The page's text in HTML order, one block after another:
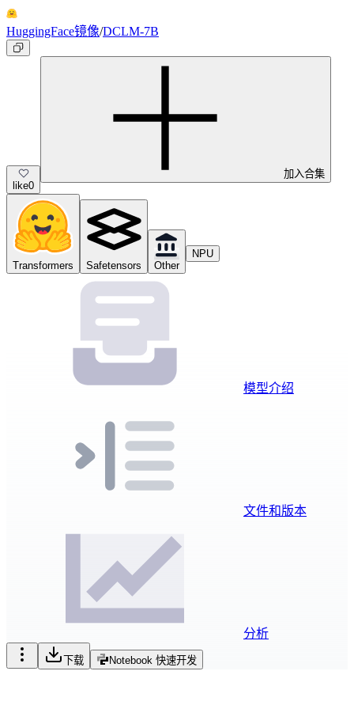
HuggingFace镜像/DCLM-7B
like0
加入合集
Transformers Safetensors Other
NPU
模型介绍
文件和版本
分析
下载 Notebook 快速开发